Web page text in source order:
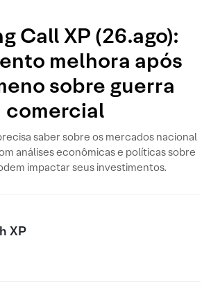
Call XP (26.ago):
melhora após
sobre guerra
comercial
saber sobre os mercados nacional
análises econômicas e políticas sobre
impactar seus investimentos.
XP